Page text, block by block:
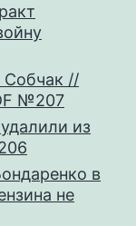
Собчак //
№207
из
в
не